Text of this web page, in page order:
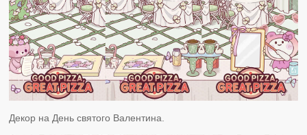
Декор на День святого Валентина.